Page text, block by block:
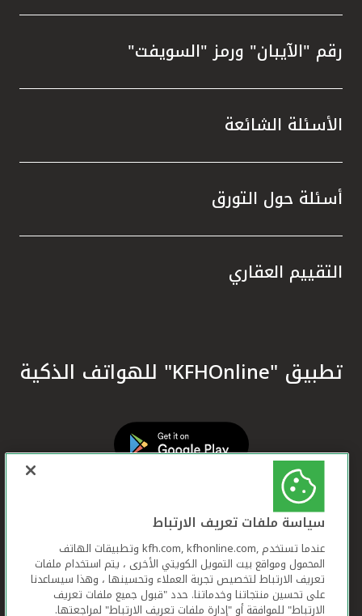
رقم "الآيبان" ورمز "السويفت"
الأسئلة الشائعة
أسئلة حول التورق
التقييم العقاري
تطبيق "KFHOnline" للهواتف الذكية
سياسة ملفات تعريف الارتباط
عندما تستخدم ,kfh.com, kfhonline.com وتطبيقات الهاتف
المحمول ومواقع بيت التمويل الكويتي الأخرى ، يتم استخدام ملفات
تعريف الارتباط لتخصيص تجربة العملاء وتحسينها ، وهذا سيساعدنا
على تحسين منتجاتنا وخدماتنا. حدد "قبول جميع ملفات تعريف
الارتباط" للموافقة أو "إدارة ملفات تعريف الارتباط" لمراجعتها.